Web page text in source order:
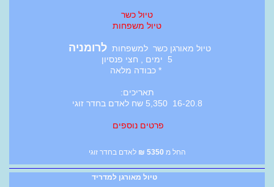
טיול כשר
טיול משפחות
טיול מאורגן כשר למשפחותלרומניה
5 ימים , חצי פנסיון
* כבודה מלאה
תאריכים:
16-20.8 5,350 שח לאדם בחדר זוגי
פרטים נוספים
החל מ 5350
₪ לאדם בחדר זוגי
טיול מאורגן למדריד